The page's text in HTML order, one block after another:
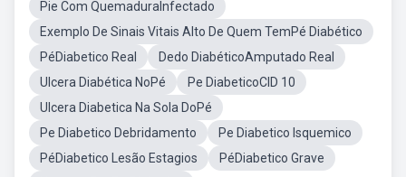
Pie Com QuemaduraInfectado
Exemplo De Sinais Vitais Alto De Quem TemPé Diabético
PéDiabetico Real
Dedo DiabéticoAmputado Real
Ulcera Diabética NoPé
Pe DiabeticoCID 10
Ulcera Diabetica Na Sola DoPé
Pe Diabetico Debridamento
Pe Diabetico Isquemico
PéDiabetico Lesão Estagios
PéDiabetico Grave